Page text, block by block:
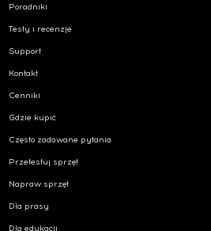
Poradniki
Testy i recenzje
Support
Kontakt
Cenniki
Gdzie kupić
Często zadawane pytania
Przetestuj sprzęt
Napraw sprzęt
Dla prasy
Dla edukacji